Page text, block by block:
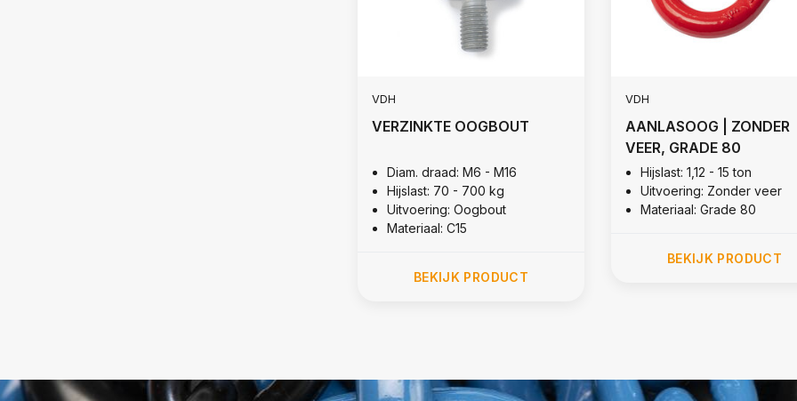
VDH
VERZINKTE OOGBOUT
Diam. draad: M6 - M16
Hijslast: 70 - 700 kg
Uitvoering: Oogbout
Materiaal: C15
BEKIJK PRODUCT
VDH
AANLASOOG | ZONDER
VEER, GRADE 80
Hijslast: 1,12 - 15 ton
Uitvoering: Zonder veer
Materiaal: Grade 80
BEKIJK PRODUCT